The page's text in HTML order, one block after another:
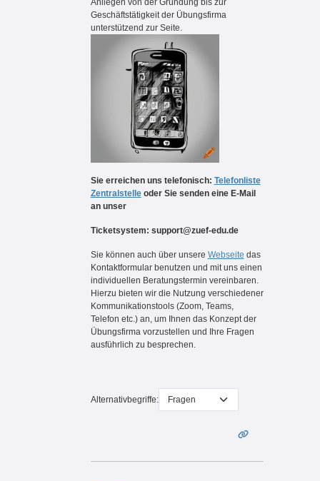
Anliegen von der Gründung bis zur
Geschäftstätigkeit der Übungsfirma
unterstützend zur Seite.
Sie erreichen uns telefonisch: Telefonliste
Zentralstelleoder Sie senden eine E-Mail
an unser
Ticketsystem: support@zuef-edu.de
Sie können auch über unsere Webseite das
Kontaktformular benutzen und mit uns einen
individuellen Beratungstermin vereinbaren.
Hierzu bieten wir die Nutzung verschiedener
Kommunikationstools (Zoom, Teams,
Telefon etc.) an, um Ihnen das Konzept der
Übungsfirma vorzustellen und Ihre Fragen
ausführlich zu besprechen.
Alternativbegriffe: